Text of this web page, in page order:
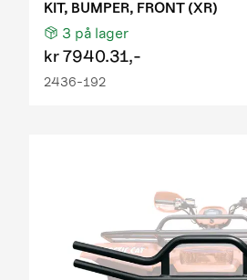
KIT, BUMPER, FRONT (XR)
3 på lager
kr7940.31,-
2436-192